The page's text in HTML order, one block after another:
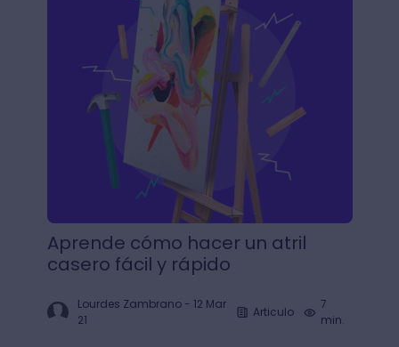
Aprende cómo hacer un atril
casero fácil y rápido
Lourdes Zambrano- 12 Mar
21
Articulo
7
min.